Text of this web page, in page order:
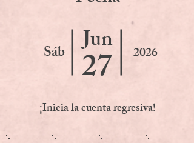
2026
27
Jun
Sáb
¡Inicia la cuenta regresiva!